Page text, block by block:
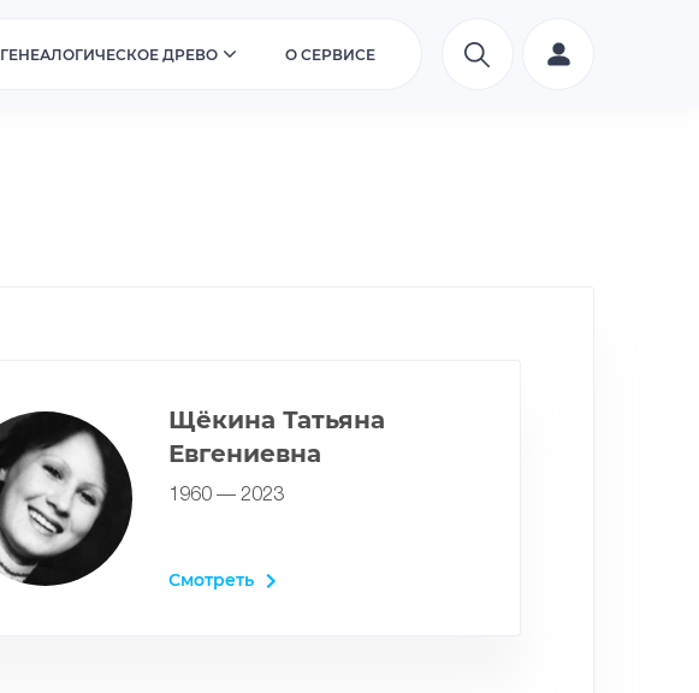
ГЕНЕАЛОГИЧЕСКОЕ ДРЕВО О СЕРВИСЕ
Щёкина Татьяна
Евгениевна
1960 — 2023
Смотреть